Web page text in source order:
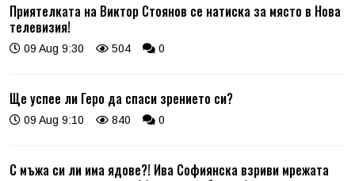
Приятелката на Виктор Стоянов се натиска за място в Нова
телевизия!
09 Aug 9:30 504 0
Ще успее ли Геро да спаси зрението си?
09 Aug 9:10 840 0
С мъжа си ли има ядове?! Ива Софиянска взриви мрежата